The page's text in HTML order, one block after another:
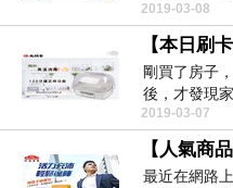
行榜精選 ...
2019-03-08
剛買了房子
後，才發現
機SD-15...
2019-03-07
最近在網路